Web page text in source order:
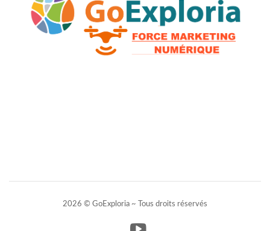
2026 © GoExploria ~ Tous droits réservés